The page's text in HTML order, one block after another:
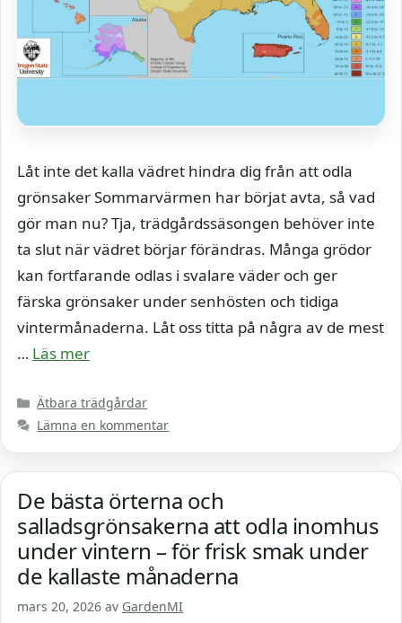
Låt inte det kalla vädret hindra dig från att odla
grönsaker Sommarvärmen har börjat avta, så vad
gör man nu? Tja, trädgårdssäsongen behöver inte
ta slut när vädret börjar förändras. Många grödor
kan fortfarande odlas i svalare väder och ger
färska grönsaker under senhösten och tidiga
vintermånaderna. Låt oss titta på några av de mest
… Läs mer
Kategorier
Ätbara trädgårdar
Lämna en kommentar
De bästa örterna och
salladsgrönsakerna att odla inomhus
under vintern – för frisk smak under
de kallaste månaderna
mars 20, 2026 av GardenMI